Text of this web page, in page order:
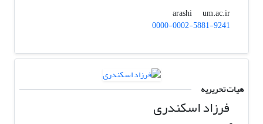
arashi
um.ac.ir
0000-0002-5881-9241
هیات تحریریه
فرزاد اسکندری